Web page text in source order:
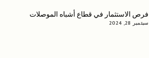
فرص الاستثمار في قطاع أشباه الموصلات
سبتمبر 28, 2024